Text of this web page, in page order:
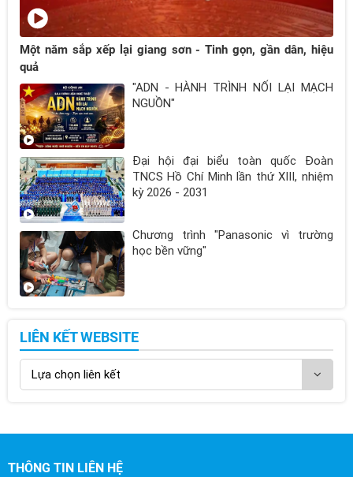
Một năm sắp xếp lại giang sơn - Tinh gọn, gần dân, hiệu
quả
"ADN - HÀNH TRÌNH NỐI LẠI MẠCH
NGUỒN"
Đại hội đại biểu toàn quốc Đoàn
TNCS Hồ Chí Minh lần thứ XIII, nhiệm
kỳ 2026 - 2031
Chương trình "Panasonic vì trường
học bền vững"
LIÊN KẾT WEBSITE
THÔNG TIN LIÊN HỆ